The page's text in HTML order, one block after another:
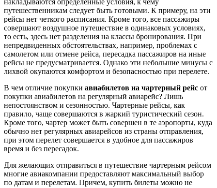
накладываются определенные условия, к чему
путешественникам следует быть готовыми. К примеру, на эти
рейсы нет четкого расписания. Кроме того, все пассажиры
совершают воздушное путешествие в одинаковых условиях,
то есть, здесь нет разделения на классы бронирования. При
непредвиденных обстоятельствах, например, проблемах с
самолетом или отмене рейса, пересадка пассажиров на иные
рейсы не предусматривается. Однако эти небольшие минусы с
лихвой окупаются комфортом и безопасностью при перелете.
В чем отличие покупки авиабилетов на чартерный рейс от
покупки авиабилетов на регулярный авиарейс? Лишь
непостоянством и сезонностью. Чартерные рейсы, как
правило, чаще совершаются в жаркий туристический сезон.
Кроме того, чартер может быть совершен в те аэропорты, куда
обычно нет регулярных авиарейсов из страны отправления,
при этом перелет совершается в удобное для пассажиров
время и без пересадок.
Для желающих отправиться в путешествие чартерным рейсом
многие авиакомпании предоставляют максимальный выбор
по датам и перелетам. Причем, купить билеты можно не